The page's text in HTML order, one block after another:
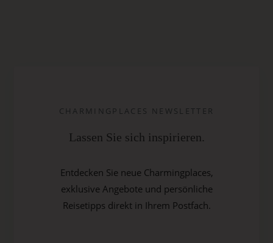
CHARMINGPLACES NEWSLETTER
Lassen Sie sich inspirieren.
Entdecken Sie neue Charmingplaces,
exklusive Angebote und persönliche
Reisetipps direkt in Ihrem Postfach.